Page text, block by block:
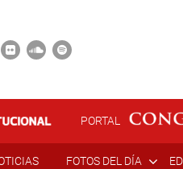
PORTAL
FOTOS DEL DÍA